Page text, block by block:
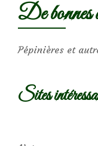
De bonnes
Pépinières et
Sites